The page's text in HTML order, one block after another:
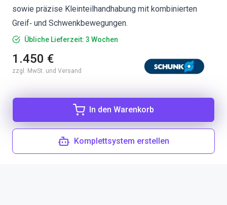
sowie präzise Kleinteilhandhabung mit kombinierten
Greif‑ und Schwenkbewegungen.
Übliche Lieferzeit: 3 Wochen
1.450 €
zzgl. MwSt. und Versand
In den Warenkorb
Komplettsystem erstellen